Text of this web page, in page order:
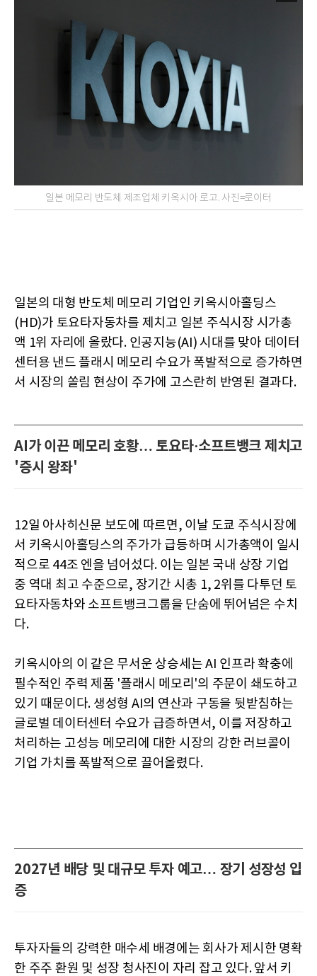
일본 메모리 반도체 제조업체 키옥시아 로고. 사진=로이터
일본의 대형 반도체 메모리 기업인 키옥시아홀딩스
(HD)가 토요타자동차를 제치고 일본 주식시장 시가총
액 1위 자리에 올랐다. 인공지능(AI) 시대를 맞아 데이터
센터용 낸드 플래시 메모리 수요가 폭발적으로 증가하면
서 시장의 쏠림 현상이 주가에 고스란히 반영된 결과다.
AI가 이끈 메모리 호황… 토요타·소프트뱅크 제치고
'증시 왕좌'
12일 아사히신문 보도에 따르면, 이날 도쿄 주식시장에
서 키옥시아홀딩스의 주가가 급등하며 시가총액이 일시
적으로 44조 엔을 넘어섰다. 이는 일본 국내 상장 기업
중 역대 최고 수준으로, 장기간 시총 1, 2위를 다투던 토
요타자동차와 소프트뱅크그룹을 단숨에 뛰어넘은 수치
다.
키옥시아의 이 같은 무서운 상승세는 AI 인프라 확충에
필수적인 주력 제품 '플래시 메모리'의 주문이 쇄도하고
있기 때문이다. 생성형 AI의 연산과 구동을 뒷받침하는
글로벌 데이터센터 수요가 급증하면서, 이를 저장하고
처리하는 고성능 메모리에 대한 시장의 강한 러브콜이
기업 가치를 폭발적으로 끌어올렸다.
2027년 배당 및 대규모 투자 예고… 장기 성장성 입
증
투자자들의 강력한 매수세 배경에는 회사가 제시한 명확
한 주주 환원 및 성장 청사진이 자리 잡고 있다. 앞서 키